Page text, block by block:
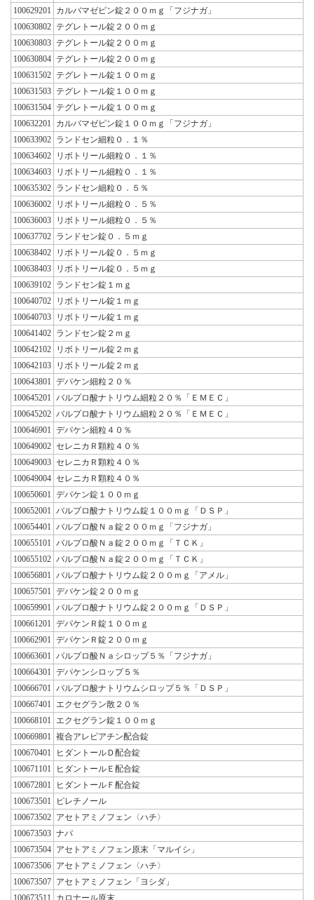
100629201
カルバマゼピン錠２００ｍｇ「フジナガ」
100630802 テグレトール錠２００ｍｇ
100630803 テグレトール錠２００ｍｇ
100630804 テグレトール錠２００ｍｇ
100631502 テグレトール錠１００ｍｇ
100631503 テグレトール錠１００ｍｇ
100631504 テグレトール錠１００ｍｇ
100632201
カルバマゼピン錠１００ｍｇ「フジナガ」
100633902 ランドセン細粒０．１％
100634602
リボトリール細粒０．１％
100634603
リボトリール細粒０．１％
100635302 ランドセン細粒０．５％
100636002
リボトリール細粒０．５％
100636003
リボトリール細粒０．５％
100637702 ランドセン錠０．５ｍｇ
100638402
リボトリール錠０．５ｍｇ
100638403
リボトリール錠０．５ｍｇ
100639102 ランドセン錠１ｍｇ
100640702
リボトリール錠１ｍｇ
100640703
リボトリール錠１ｍｇ
100641402 ランドセン錠２ｍｇ
100642102
リボトリール錠２ｍｇ
100642103
リボトリール錠２ｍｇ
100643801
デパケン細粒２０％
100645201
バルプロ酸ナトリウム細粒２０％「ＥＭＥＣ」
100645202 バルプロ酸ナトリウム細粒２０％「ＥＭＥＣ」
100646901
デパケン細粒４０％
100649002 セレニカＲ顆粒４０％
100649003 セレニカＲ顆粒４０％
100649004 セレニカＲ顆粒４０％
100650601
デパケン錠１００ｍｇ
100652001
バルプロ酸ナトリウム錠１００ｍｇ「ＤＳＰ」
100654401
バルプロ酸Ｎａ錠２００ｍｇ「フジナガ」
100655101
バルプロ酸Ｎａ錠２００ｍｇ「ＴＣＫ」
100655102 バルプロ酸Ｎａ錠２００ｍｇ「ＴＣＫ」
100656801
バルプロ酸ナトリウム錠２００ｍｇ「アメル」
100657501
デパケン錠２００ｍｇ
100659901
バルプロ酸ナトリウム錠２００ｍｇ「ＤＳＰ」
100661201
デパケンＲ錠１００ｍｇ
100662901
デパケンＲ錠２００ｍｇ
100663601
バルプロ酸Ｎａシロップ５％「フジナガ」
100664301
デパケンシロップ５％
100666701
バルプロ酸ナトリウムシロップ５％「ＤＳＰ」
100667401
エクセグラン散２０％
100668101
エクセグラン錠１００ｍｇ
100669801
複合アレビアチン配合錠
100670401
ヒダントールＤ配合錠
100671101
ヒダントールＥ配合錠
100672801
ヒダントールＦ配合錠
100673501
ピレチノール
100673502 アセトアミノフェン〈ハチ〉
100673503 ナパ
100673504 アセトアミノフェン原末「マルイシ」
100673506 アセトアミノフェン〈ハチ〉
100673507 アセトアミノフェン「ヨシダ」
100673511
カロナール原末